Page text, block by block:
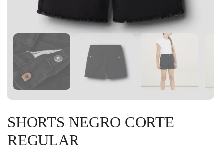
SHORTS NEGRO CORTE
REGULAR